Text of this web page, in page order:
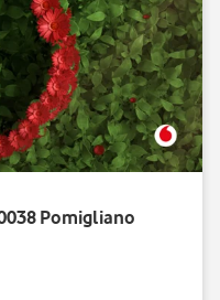
Pomigliano